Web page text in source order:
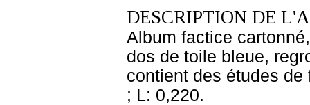
DESCRIPTION DE
Album factice
dos de toile bleue,
contient des études
; L: 0,220.